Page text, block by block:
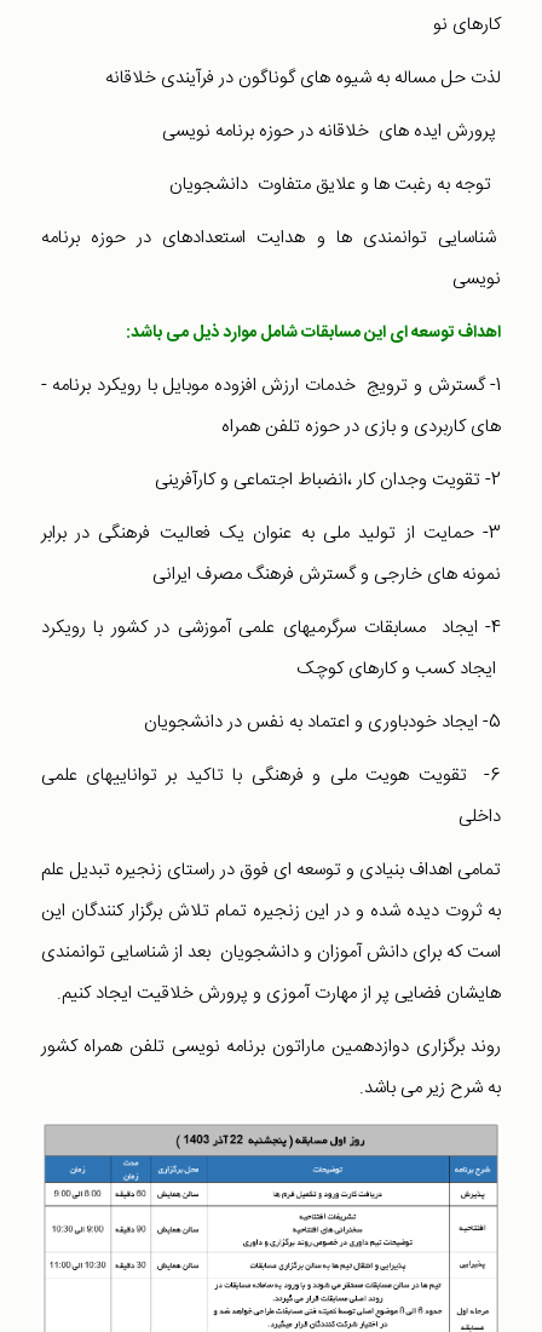
کارهای نو
لذت حل مساله به شیوه ­های گوناگون در فرآیندی خلاقانه
پرورش ایده های خلاقانه در حوزه برنامه نویسی
توجه به رغبت‌ ها و علایق متفاوت دانشجویان
شناسایی توانمندی­ ها و هدایت استعدادهای در حوزه برنامه
نویسی
اهداف توسعه ­ای این مسابقات شامل موارد ذیل می باشد:
1- گسترش و ترویج خدمات ارزش افزوده موبایل با رویکرد برنامه ­
های کاربردی و بازی در حوزه تلفن همراه
2- تقویت وجدان کار ،انضباط اجتماعی و کارآفرینی
3- حمایت از تولید ملی به عنوان یک فعالیت فرهنگی در برابر
نمونه­ های خارجی و گسترش فرهنگ مصرف ایرانی
4- ایجاد مسابقات سرگرمی­های علمی آموزشی در کشور با رویکرد
ایجاد کسب و کارهای کوچک
5- ایجاد خودباوری و اعتماد به نفس در دانشجویان
6- تقویت هویت ملی و فرهنگی با تاکید بر توانایی­های علمی
داخلی
تمامی اهداف بنیادی و توسعه ای فوق در راستای زنجیره تبدیل علم
به ثروت دیده شده و در این زنجیره تمام تلاش برگزار کنندگان این
است که برای دانش آموزان و دانشجویان بعد از شناسایی توانمندی
­هایشان فضایی پر از مهارت آموزی و پرورش خلاقیت ایجاد کنیم.
روند برگزاری دوازدهمین ماراتون برنامه نویسی تلفن همراه کشور
به شرح زیر می باشد.